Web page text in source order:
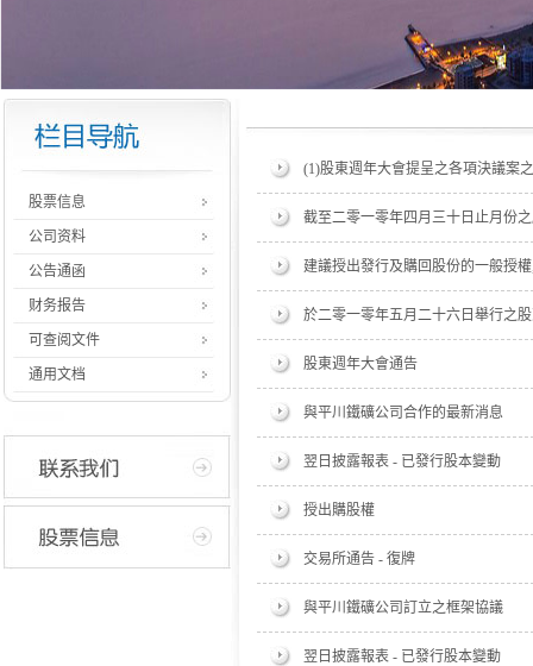
股票信息
公司资料
公告通函
财务报告
可查阅文件
通用文档
(1)股東週年大會提呈之各項決議案
截至二零一零年四月三十日止月份
建議授出發行及購回股份的一般授
於二零一零年五月二十六日舉行之
股東週年大會通告
與平川鐵礦公司合作的最新消息
翌日披露報表 - 已發行股本變動
授出購股權
交易所通告 - 復牌
與平川鐵礦公司訂立之框架協議
翌日披露報表 - 已發行股本變動